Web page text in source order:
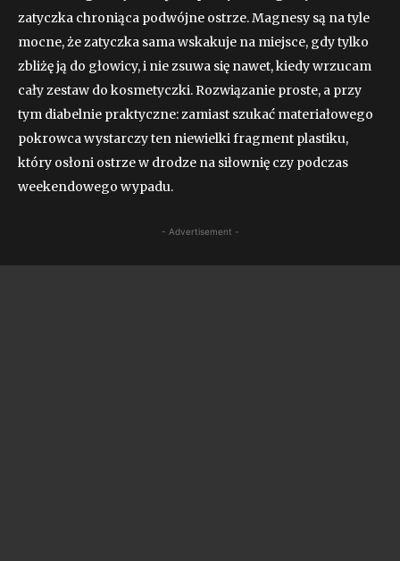
zatyczka chroniąca podwójne ostrze. Magnesy są na tyle
mocne, że zatyczka sama wskakuje na miejsce, gdy tylko
zbliżę ją do głowicy, i nie zsuwa się nawet, kiedy wrzucam
cały zestaw do kosmetyczki. Rozwiązanie proste, a przy
tym diabelnie praktyczne: zamiast szukać materiałowego
pokrowca wystarczy ten niewielki fragment plastiku,
który osłoni ostrze w drodze na siłownię czy podczas
weekendowego wypadu.
- Advertisement -